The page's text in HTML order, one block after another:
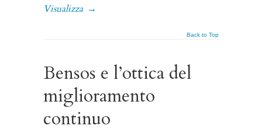
Visualizza →
Back to Top
Bensos e l’ottica del
miglioramento
continuo